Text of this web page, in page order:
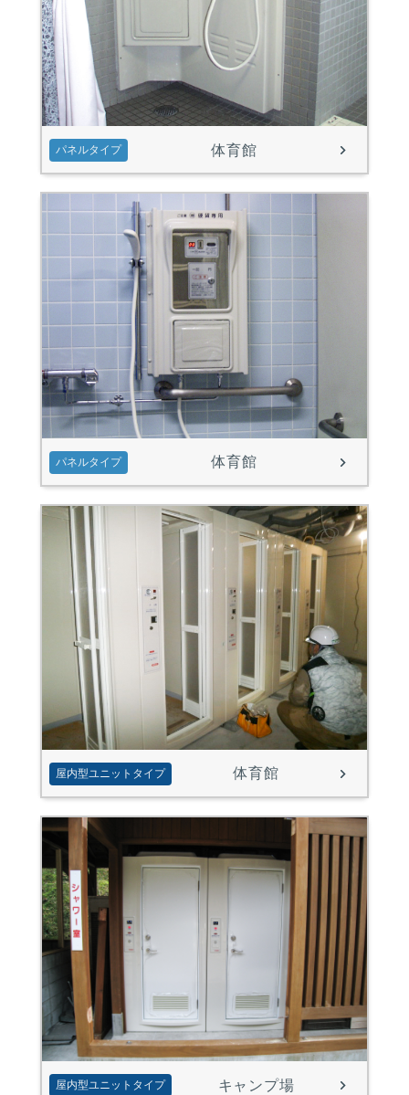
パネルタイプ 体育館
パネルタイプ 体育館
屋内型ユニットタイプ 体育館
屋内型ユニットタイプ キャンプ場